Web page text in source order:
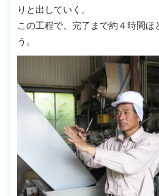
りと出していく。
この工程で、完了まで約４時間ほ
う。